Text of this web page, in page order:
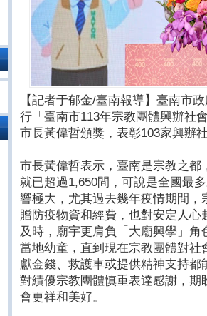
【記者于郁金/臺南報導】臺南市
行「臺南市113年宗教團體興辦社
市長黃偉哲頒獎，表彰103家興辦
市長黃偉哲表示，臺南是宗教之
就已超過1,650間，可說是全國最
響極大，尤其過去幾年疫情期間
贈防疫物資和經費，也對安定人
及時，廟宇更肩負「大廟興學」
當地幼童，直到現在宗教團體對
獻金錢、救護車或提供精神支持
對績優宗教團體慎重表達感謝，
會更祥和美好。